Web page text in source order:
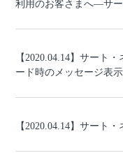
利用のお客さまへ―サ
【2020.04.14】サート
ード時のメッセージ表
【2020.04.14】サート